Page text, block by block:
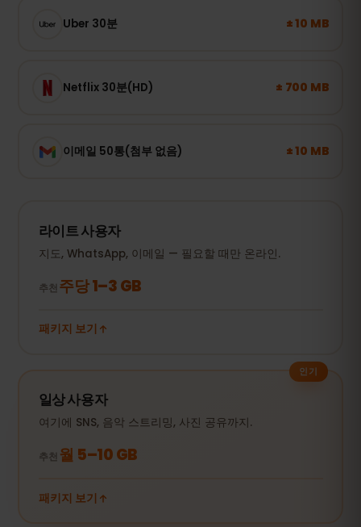
Uber 30분 ± 10 MB
Netflix 30분(HD) ± 700 MB
이메일 50통(첨부 없음) ± 10 MB
라이트 사용자
지도, WhatsApp, 이메일 — 필요할 때만 온라인.
추천 주당 1–3 GB
패키지 보기
인기
일상 사용자
여기에 SNS, 음악 스트리밍, 사진 공유까지.
추천 월 5–10 GB
패키지 보기